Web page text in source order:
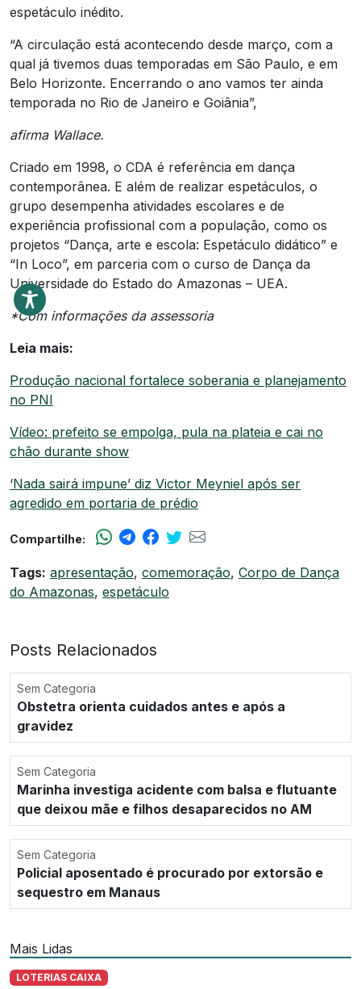
espetáculo inédito.
“A circulação está acontecendo desde março, com a
qual já tivemos duas temporadas em São Paulo, e em
Belo Horizonte. Encerrando o ano vamos ter ainda
temporada no Rio de Janeiro e Goiânia”,
afirma Wallace.
Criado em 1998, o CDA é referência em dança
contemporânea. E além de realizar espetáculos, o
grupo desempenha atividades escolares e de
experiência profissional com a população, como os
projetos “Dança, arte e escola: Espetáculo didático” e
“In Loco”, em parceria com o curso de Dança da
Universidade do Estado do Amazonas – UEA.
*Com informações da assessoria
Leia mais:
Produção nacional fortalece soberania e planejamento
no PNI
Vídeo: prefeito se empolga, pula na plateia e cai no
chão durante show
‘Nada sairá impune’ diz Victor Meyniel após ser
agredido em portaria de prédio
Compartilhe:
Tags: apresentação, comemoração, Corpo de Dança
do Amazonas, espetáculo
Posts Relacionados
Sem Categoria
Obstetra orienta cuidados antes e após a
gravidez
Sem Categoria
Marinha investiga acidente com balsa e flutuante
que deixou mãe e filhos desaparecidos no AM
Sem Categoria
Policial aposentado é procurado por extorsão e
sequestro em Manaus
Mais Lidas
LOTERIAS CAIXA